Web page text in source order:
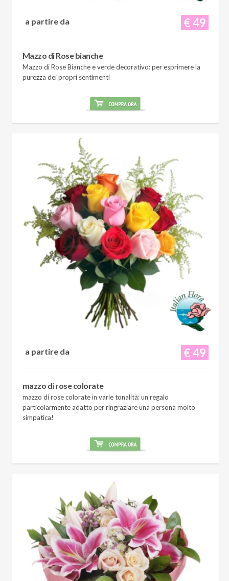
€ 49
a partire da
Mazzo di Rose bianche
Mazzo di Rose Bianche e verde decorativo: per esprimere la
purezza dei propri sentimenti
€ 49
a partire da
mazzo di rose colorate
mazzo di rose colorate in varie tonalità: un regalo
particolarmente adatto per ringraziare una persona molto
simpatica!